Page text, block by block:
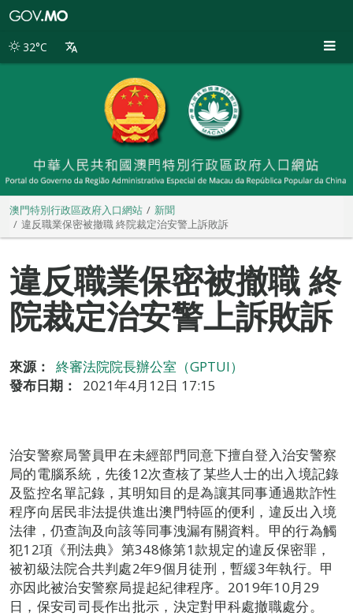
別
32°C
澳門特別行政區政府入口網站
新聞
違反職業保密被撤職 終院裁定治安警上訴敗訴
違反職業保密被撤職 終
院裁定治安警上訴敗訴
來源：
終審法院院長辦公室（GPTUI）
發布日期：
2021年4月12日 17:15
治安警察局警員甲在未經部門同意下擅自登入治安警察
局的電腦系統，先後12次查核了某些人士的出入境記錄
及監控名單記錄，其明知目的是為讓其同事通過欺詐性
程序向居民非法提供進出澳門特區的便利，違反出入境
法律，仍查詢及向該等同事洩漏有關資料。甲的行為觸
犯12項《刑法典》第348條第1款規定的違反保密罪，
被初級法院合共判處2年9個月徒刑，暫緩3年執行。甲
亦因此被治安警察局提起紀律程序。2019年10月29
日，保安司司長作出批示，決定對甲科處撤職處分。